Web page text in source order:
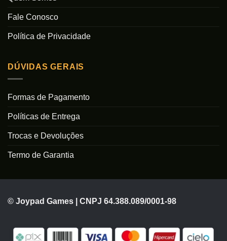
Fale Conosco
Política de Privacidade
DÚVIDAS GERAIS
Formas de Pagamento
Políticas de Entrega
Trocas e Devoluções
Termo de Garantia
© Joypad Games | CNPJ 64.388.089/0001-98